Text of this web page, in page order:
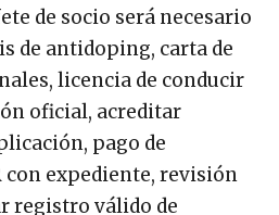
de socio será necesario
de antidoping, carta de
licencia de conducir
oficial, acreditar
pago de
con expediente, revisión
registro válido de